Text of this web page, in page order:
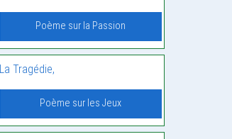
Poème sur la Passion
La Tragédie,
Poème sur les Jeux